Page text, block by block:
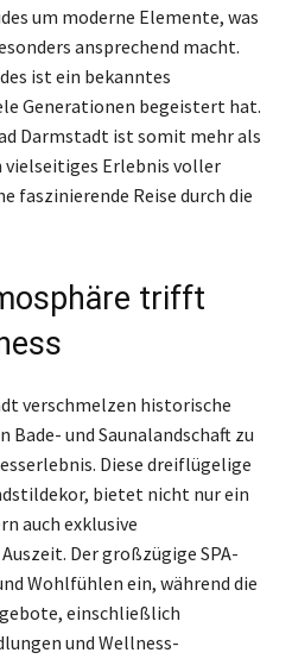
um moderne Elemente, was
ansprechend macht.
ist ein bekanntes
Generationen begeistert hat.
Darmstadt ist somit mehr als
vielseitiges Erlebnis voller
faszinierende Reise durch die
trifft
verschmelzen historische
und Saunalandschaft zu
Diese dreiflügelige
bietet nicht nur ein
auch exklusive
Der großzügige SPA-
Wohlfühlen ein, während die
einschließlich
und Wellness-